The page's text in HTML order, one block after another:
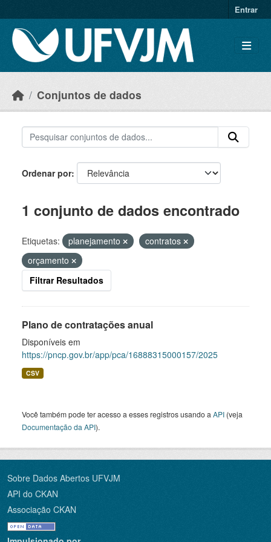
Entrar
Conjuntos de dados
Ordenar por
1 conjunto de dados encontrado
Etiquetas: planejamento
contratos
orçamento
Filtrar Resultados
Plano de contratações anual
Disponíveis em
https://pncp.gov.br/app/pca/16888315000157/2025
CSV
Você também pode ter acesso a esses registros usando a API (veja
Documentação da API).
Sobre Dados Abertos UFVJM
API do CKAN
Associação CKAN